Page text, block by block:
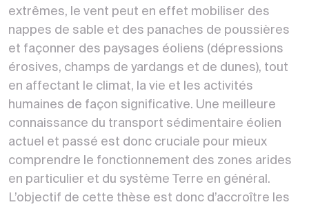
extrêmes, le vent peut en effet mobiliser des
nappes de sable et des panaches de poussières
et façonner des paysages éoliens (dépressions
érosives, champs de yardangs et de dunes), tout
en affectant le climat, la vie et les activités
humaines de façon significative. Une meilleure
connaissance du transport sédimentaire éolien
actuel et passé est donc cruciale pour mieux
comprendre le fonctionnement des zones arides
en particulier et du système Terre en général.
L’objectif de cette thèse est donc d’accroître les